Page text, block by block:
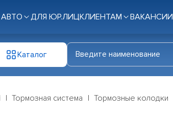
ДЛЯ ЮР.ЛИЦКЛИЕНТАМ ВАКАНСИИ
Каталог
Тормозная система Тормозные колодки